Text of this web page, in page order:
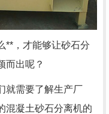
**，才能够让砂石分
而出呢？
就需要了解生产厂
混凝土砂石分离机的